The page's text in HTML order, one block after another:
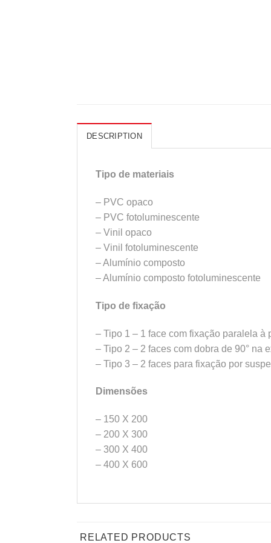
DESCRIPTION
Tipo de materiais
– PVC opaco
– PVC fotoluminescente
– Vinil opaco
– Vinil fotoluminescente
– Alumínio composto
– Alumínio composto fotoluminescente
Tipo de fixação
– Tipo 1 – 1 face com fixação paralela à
– Tipo 2 – 2 faces com dobra de 90° na
– Tipo 3 – 2 faces para fixação por
Dimensões
– 150 X 200
– 200 X 300
– 300 X 400
– 400 X 600
RELATED PRODUCTS